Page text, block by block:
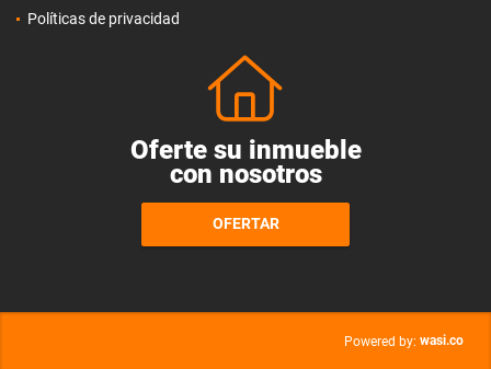
Políticas de privacidad
Oferte su inmueble
con nosotros
OFERTAR
Powered by: wasi.co